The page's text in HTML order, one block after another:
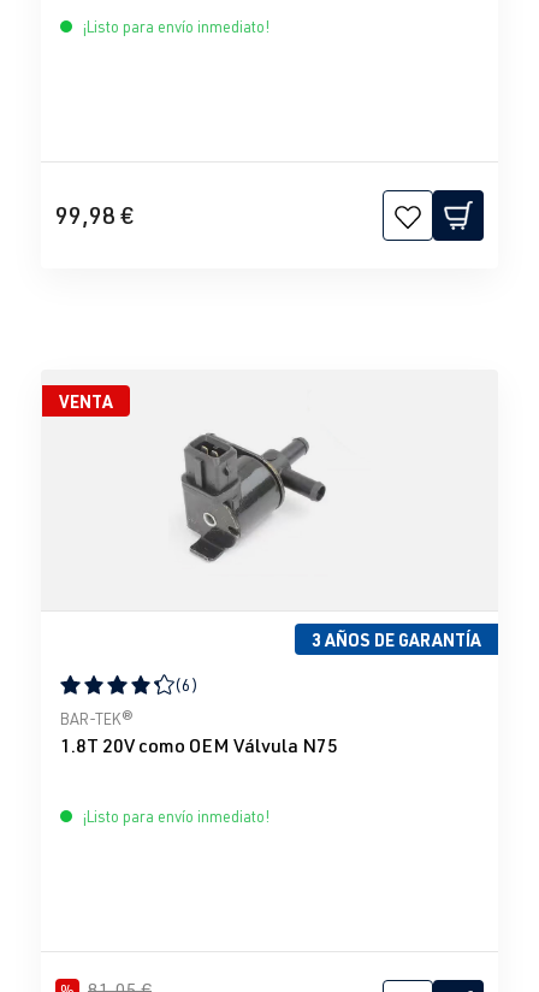
¡Listo para envío inmediato!
99,98 €
VENTA
3 AÑOS DE GARANTÍA
Calificación promedio de 4.33 de 5 estrellas
(6)
BAR-TEK®
1.8T 20V como OEM Válvula N75
¡Listo para envío inmediato!